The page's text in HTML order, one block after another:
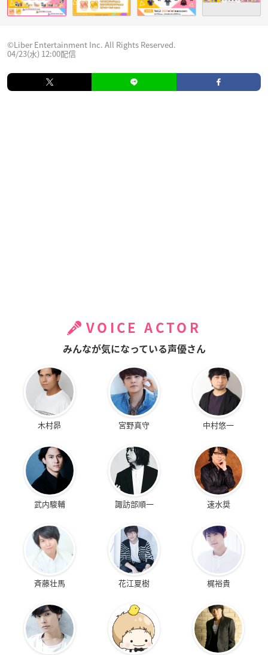
©Liber Entertainment Inc. All Rights Reserved.
04/23(水) 12:00配信
VOICE ACTOR
みんなが気になっている声優さん
木村昴 宮野真守 中村悠一
武内駿輔 諏訪部順一 速水奨
斉藤壮馬 花江夏樹 梶裕貴